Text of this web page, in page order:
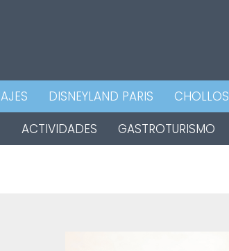
DISNEYLAND PARIS
CHOLLOS
ACTIVIDADES GASTROTURISMO